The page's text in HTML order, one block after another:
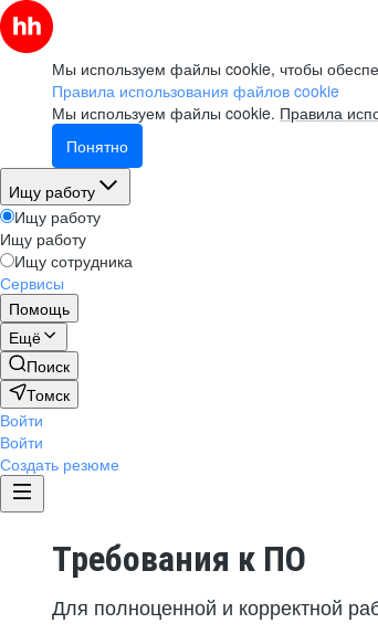
Мы используем файлы cookie, чтобы
Правила использования файлов cookie
Мы используем файлы cookie. Правила
Понятно
Ищу работу
Ищу работу
Ищу работу
Ищу сотрудника
Сервисы
Помощь
Ещё
Поиск
Томск
Войти
Войти
Создать резюме
Требования к ПО
Для полноценной и корректной